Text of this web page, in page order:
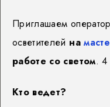
Приглашаем
осветителей на
работе со светом. 4
Кто ведет?